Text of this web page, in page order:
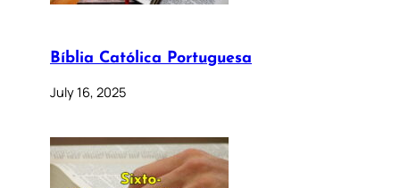
Bíblia Católica Portuguesa
July 16, 2025